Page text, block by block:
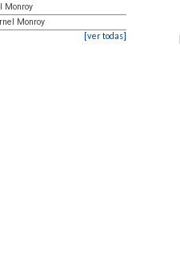
Monroy
Monroy
[ver todas]